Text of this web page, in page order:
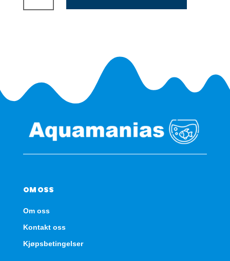
Juwel
OM OSS
Om oss
Kontakt oss
Kjøpsbetingelser